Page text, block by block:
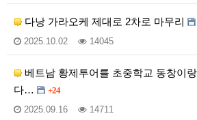
다낭 가라오케 제대로 2차로 마무리
2025.10.02 14045
베트남 황제투어를 초중학교 동창이
다…
+24
2025.09.16 14711